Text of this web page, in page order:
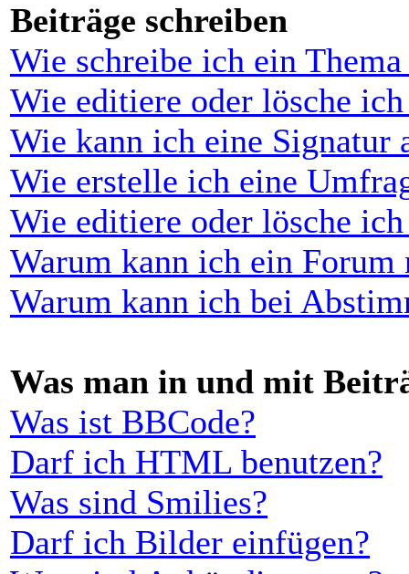
Beiträge schreiben
Wie schreibe ich ein
Wie editiere oder lösche
Wie kann ich eine Signatur
Wie erstelle ich eine
Wie editiere oder lösche
Warum kann ich ein Forum
Warum kann ich bei
Was man in und mit
Was ist BBCode?
Darf ich HTML benutzen?
Was sind Smilies?
Darf ich Bilder einfügen?